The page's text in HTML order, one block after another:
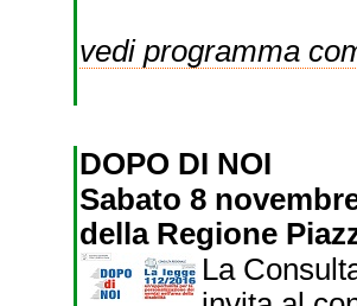
vedi programma
DOPO DI NOI
Sabato 8
della Regione
La